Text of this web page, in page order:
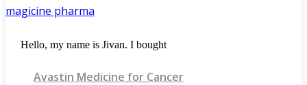
magicine pharma
Hello, my name is Jivan. I bought
Avastin Medicine for Cancer